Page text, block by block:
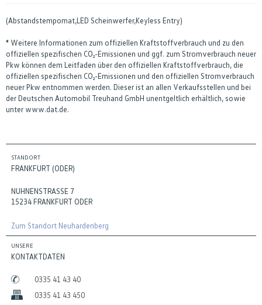
(Abstandstempomat,LED Scheinwerfer,Keyless Entry)
* Weitere Informationen zum offiziellen Kraftstoffverbrauch und zu den
offiziellen spezifischen CO₂-Emissionen und ggf. zum Stromverbrauch neuer
Pkw können dem Leitfaden über den offiziellen Kraftstoffverbrauch, die
offiziellen spezifischen CO₂-Emissionen und den offiziellen Stromverbrauch
neuer Pkw entnommen werden. Dieser ist an allen Verkaufsstellen und bei
der Deutschen Automobil Treuhand GmbH unentgeltlich erhältlich, sowie
unter www.dat.de.
STANDORT
FRANKFURT (ODER)
NUHNENSTRASSE 7
15234 FRANKFURT ODER
Zum Standort Neuhardenberg
UNSERE
KONTAKTDATEN
0335 41 43 40
0335 41 43 450